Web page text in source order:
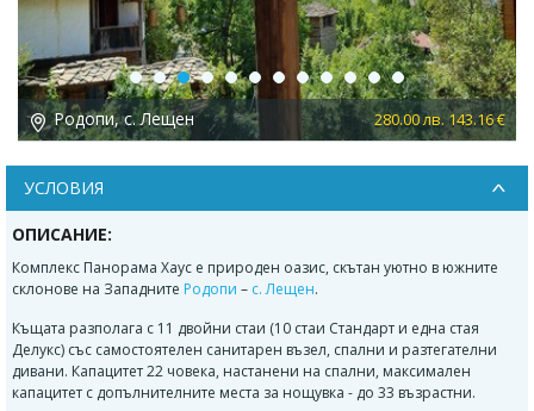
Родопи, с. Лещен 280.00 лв. 143.16 €
Previous Next
УСЛОВИЯ
ОПИСАНИЕ:
Комплекс Панорама Хаус е природен оазис, скътан уютно в южните
склонове на Западните Родопи – с. Лещен.
Къщата разполага с 11 двойни стаи (10 стаи Стандарт и една стая
Делукс) със самостоятелен санитарен възел, спални и разтегателни
дивани. Капацитет 22 човека, настанени на спални, максимален
капацитет с допълнителните места за нощувка - до 33 възрастни.